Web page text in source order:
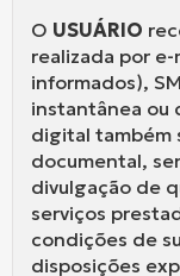
O USUÁRIO
realizada por
informados),
instantânea ou
digital também
documental,
divulgação de
serviços
condições de
disposições